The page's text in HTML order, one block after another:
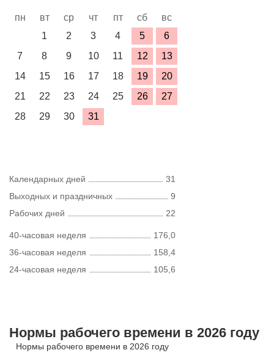
пн вт ср чт пт сб
вс
1
2 3 4 5
6
7
8 9 10 11 12
13
14
15 16 17 18 19
20
21
22 23 24 25 26
27
28
29 30 31
Календарных дней
31
Выходных и праздничных
9
Рабочих дней
22
40-часовая неделя
176,0
36-часовая неделя
158,4
24-часовая неделя
105,6
Нормы рабочего времени в 2026 году
Нормы рабочего времени в 2026 году